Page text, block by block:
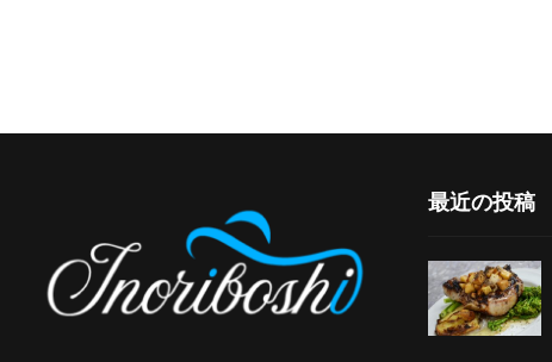
最近の投稿